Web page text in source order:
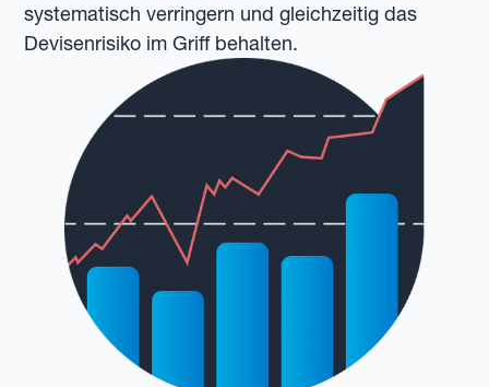
systematisch verringern und gleichzeitig das
Devisenrisiko im Griff behalten.